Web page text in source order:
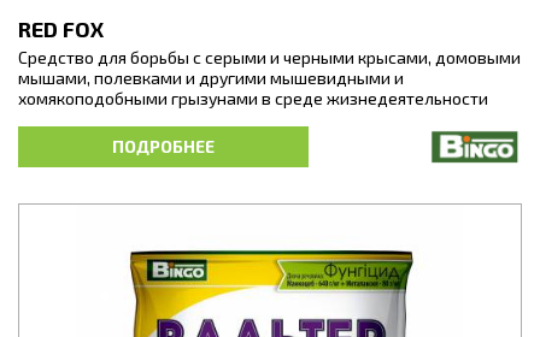
RED FOX
Средство для борьбы с серыми и черными крысами, домовыми
мышами, полевками и другими мышевидными и
хомякоподобными грызунами в среде жизнедеятельности
грызунов и для профилактики их появления.
ПОДРОБНЕЕ